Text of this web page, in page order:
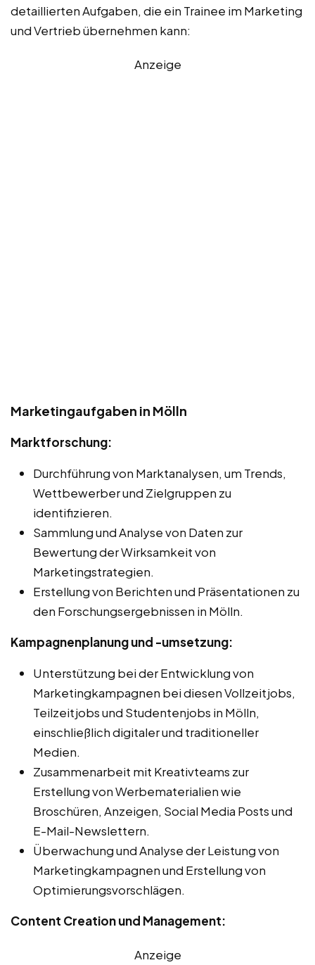
detaillierten Aufgaben, die ein Trainee im Marketing
und Vertrieb übernehmen kann:
Anzeige
Marketingaufgaben in Mölln
Marktforschung:
Durchführung von Marktanalysen, um Trends,
Wettbewerber und Zielgruppen zu
identifizieren.
Sammlung und Analyse von Daten zur
Bewertung der Wirksamkeit von
Marketingstrategien.
Erstellung von Berichten und Präsentationen zu
den Forschungsergebnissen in Mölln.
Kampagnenplanung und -umsetzung:
Unterstützung bei der Entwicklung von
Marketingkampagnen bei diesen Vollzeitjobs,
Teilzeitjobs und Studentenjobs in Mölln,
einschließlich digitaler und traditioneller
Medien.
Zusammenarbeit mit Kreativteams zur
Erstellung von Werbematerialien wie
Broschüren, Anzeigen, Social Media Posts und
E-Mail-Newslettern.
Überwachung und Analyse der Leistung von
Marketingkampagnen und Erstellung von
Optimierungsvorschlägen.
Content Creation und Management:
Anzeige